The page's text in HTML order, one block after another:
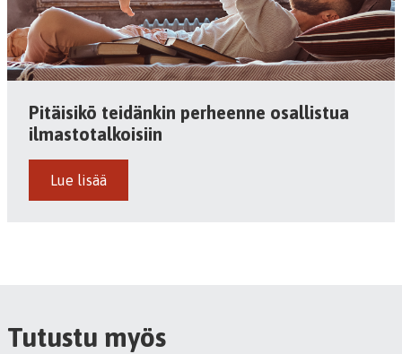
Pitäisikö teidänkin perheenne osallistua
ilmastotalkoisiin
Lue lisää
Tutustu myös